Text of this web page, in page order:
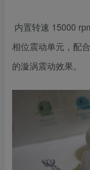
内置转速 15000
相位震动单元，配
的漩涡震动效果。